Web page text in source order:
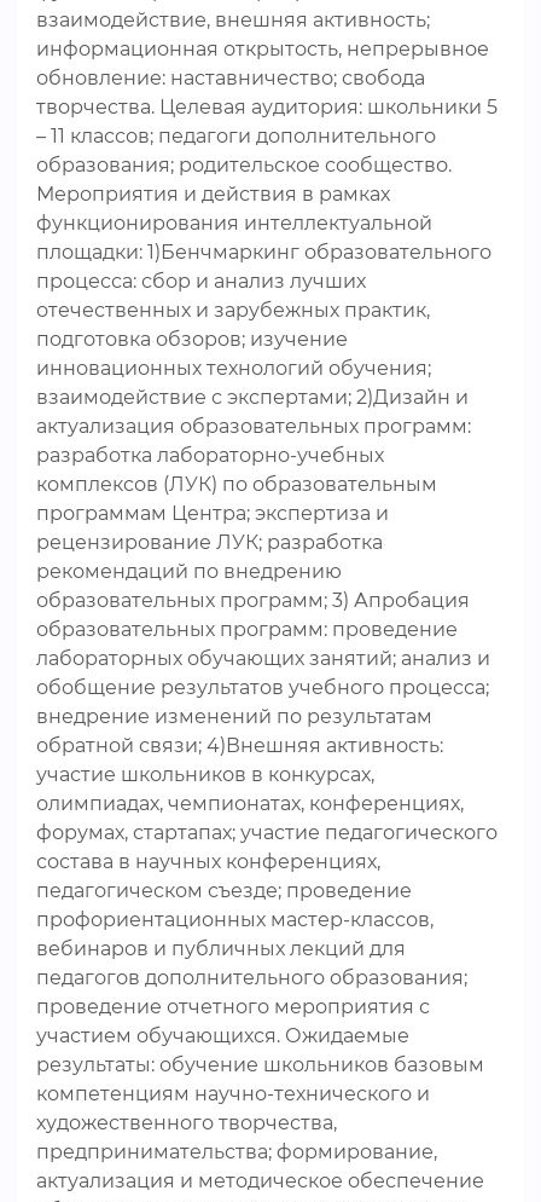
взаимодействие, внешняя активность;
информационная открытость, непрерывное
обновление: наставничество; свобода
творчества. Целевая аудитория: школьники 5
– 11 классов; педагоги дополнительного
образования; родительское сообщество.
Мероприятия и действия в рамках
функционирования интеллектуальной
площадки: 1)Бенчмаркинг образовательного
процесса: сбор и анализ лучших
отечественных и зарубежных практик,
подготовка обзоров; изучение
инновационных технологий обучения;
взаимодействие с экспертами; 2)Дизайн и
актуализация образовательных программ:
разработка лабораторно-учебных
комплексов (ЛУК) по образовательным
программам Центра; экспертиза и
рецензирование ЛУК; разработка
рекомендаций по внедрению
образовательных программ; 3) Апробация
образовательных программ: проведение
лабораторных обучающих занятий; анализ и
обобщение результатов учебного процесса;
внедрение изменений по результатам
обратной связи; 4)Внешняя активность:
участие школьников в конкурсах,
олимпиадах, чемпионатах, конференциях,
форумах, стартапах; участие педагогического
состава в научных конференциях,
педагогическом съезде; проведение
профориентационных мастер-классов,
вебинаров и публичных лекций для
педагогов дополнительного образования;
проведение отчетного мероприятия с
участием обучающихся. Ожидаемые
результаты: обучение школьников базовым
компетенциям научно-технического и
художественного творчества,
предпринимательства; формирование,
актуализация и методическое обеспечение